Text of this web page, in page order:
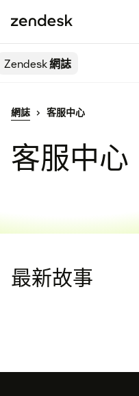
Zendesk網誌
網誌 客服中心
客服中心
最新故事